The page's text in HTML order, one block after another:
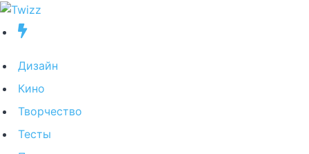
Дизайн
Кино
Творчество
Тесты